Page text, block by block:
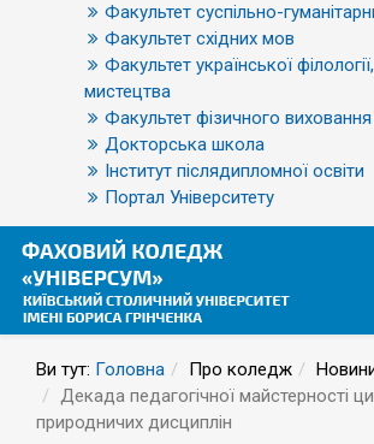
Факультет суспільно-
Факультет східних мов
Факультет української
мистецтва
Факультет фізичного виховання
Докторська школа
Інститут післядипломної освіти
Портал Університету
Ви тут: Головна Про коледж
Декада педагогічної майстерності
природничих дисциплін